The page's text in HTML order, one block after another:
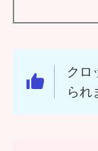
クロ
られ